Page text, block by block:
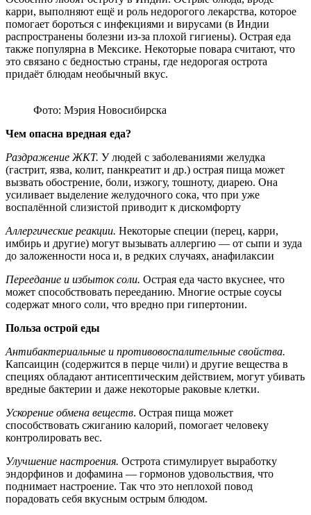
карри, выполняют ещё и роль недорогого лекарства, которое
помогает бороться с инфекциями и вирусами (в Индии
распространены болезни из-за плохой гигиены). Острая еда
также популярна в Мексике. Некоторые повара считают, что
это связано с бедностью страны, где недорогая острота
придаёт блюдам необычный вкус.
Фото: Мэрия Новосибирска
Чем опасна вредная еда?
Раздражение ЖКТ. У людей с заболеваниями желудка
(гастрит, язва, колит, панкреатит и др.) острая пища может
вызвать обострение, боли, изжогу, тошноту, диарею. Она
усиливает выделение желудочного сока, что при уже
воспалённой слизистой приводит к дискомфорту
Аллергические реакции. Некоторые специи (перец, карри,
имбирь и другие) могут вызывать аллергию — от сыпи и зуда
до заложенности носа и, в редких случаях, анафилаксии
Переедание и избыток соли. Острая еда часто вкуснее, что
может способствовать перееданию. Многие острые соусы
содержат много соли, что вредно при гипертонии.
Польза острой еды
Антибактериальные и противовоспалительные свойства.
Капсаицин (содержится в перце чили) и другие вещества в
специях обладают антисептическим действием, могут убивать
вредные бактерии и даже некоторые раковые клетки.
Ускорение обмена веществ. Острая пища может
способствовать сжиганию калорий, помогает человеку
контролировать вес.
Улучшение настроения. Острота стимулирует выработку
эндорфинов и дофамина — гормонов удовольствия, что
поднимает настроение. Так что это неплохой повод
порадовать себя вкусным острым блюдом.